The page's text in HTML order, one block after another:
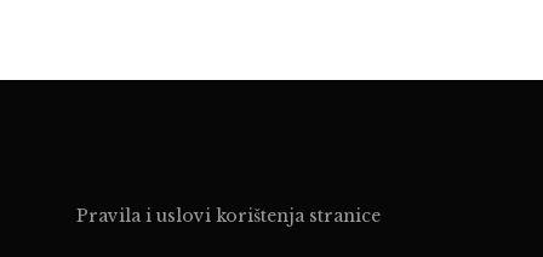
Pravila i uslovi korištenja stranice